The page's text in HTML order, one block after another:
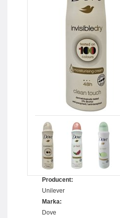
Producent:
Unilever
Marka:
Dove